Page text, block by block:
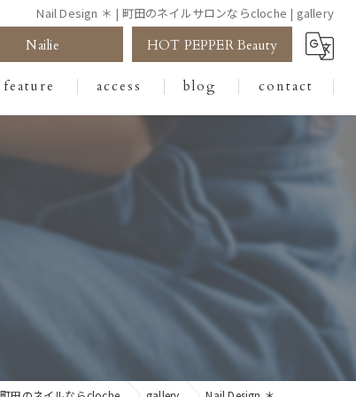
Nail Design ＊ | 町田のネイルサロンならcloche | gallery
Nailie HOT PEPPER Beauty
feature
アート
access blog contact